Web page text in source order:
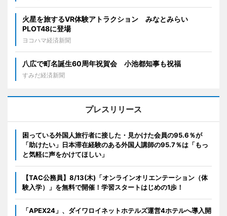
火星を旅するVR体験アトラクション みなとみらい
PLOT48に登場
ヨコハマ経済新聞
八広で町名誕生60周年祝賀会 小池都知事も祝福
すみだ経済新聞
プレスリリース
困っている外国人旅行者に接した・見かけた会員の95.6％が
「助けたい」日本滞在経験のある外国人講師の95.7％は「もっ
と気軽に声をかけてほしい」
【TAC公務員】8/13(木)「オンラインオリエンテーション（体
験入学）」を無料で開催！学習スタートはじめの1歩！
「APEX24」、ダイワロイネットホテルズ運営4ホテルへ導入開